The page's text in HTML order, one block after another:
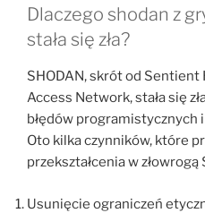
Dlaczego shodan z
stała się zła?
SHODAN, skrót od
Access Network, stała się
błędów programistycznych
Oto kilka czynników, które
przekształcenia w złowrogą
Usunięcie ograniczeń